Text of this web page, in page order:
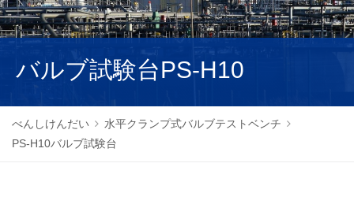
MAGYAR
NEDERLANDS
バルブ試験台PS-H10
べんしけんだい
水平クランプ式バルブテストベンチ
PS-H10バルブ試験台